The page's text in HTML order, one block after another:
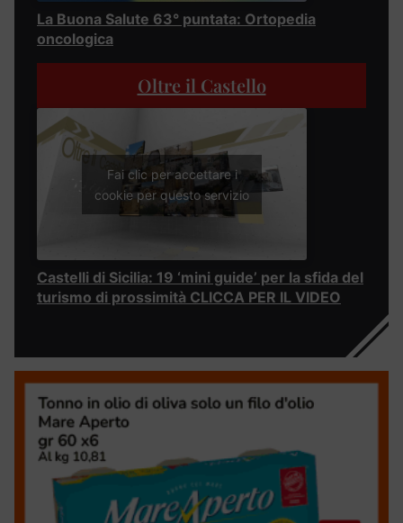
La Buona Salute 63° puntata: Ortopedia
oncologica
Oltre il Castello
Fai clic per accettare i
cookie per questo servizio
Castelli di Sicilia: 19 ‘mini guide’ per la sfida del
turismo di prossimità CLICCA PER IL VIDEO